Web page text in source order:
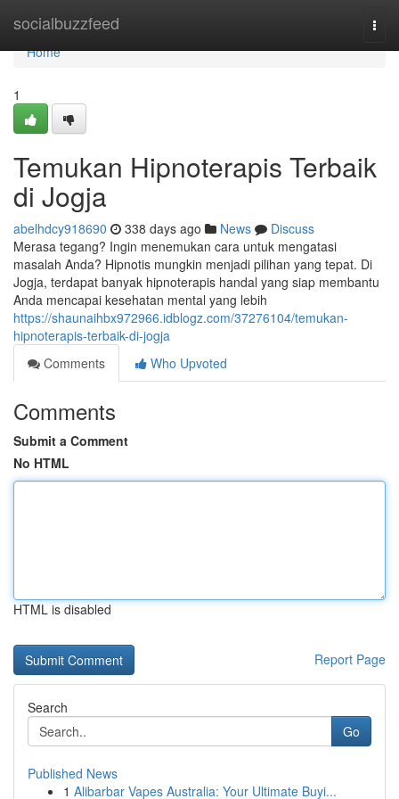
socialbuzzfeed
Home
Home
1
Temukan Hipnoterapis Terbaik
di Jogja
abelhdcy918690 338 days ago News
Discuss
Merasa tegang? Ingin menemukan cara untuk mengatasi
masalah Anda? Hipnotis mungkin menjadi pilihan yang tepat. Di
Jogja, terdapat banyak hipnoterapis handal yang siap membantu
Anda mencapai kesehatan mental yang lebih
https://shaunaihbx972966.idblogz.com/37276104/temukan-
hipnoterapis-terbaik-di-jogja
Comments
Who Upvoted
Comments
Submit a Comment
No HTML
HTML is disabled
Report Page
Search
Go
Published News
1 Alibarbar Vapes Australia: Your Ultimate Buyi...